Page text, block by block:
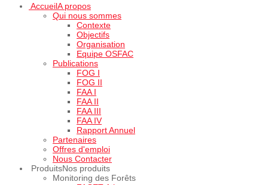
AccueilA propos
Qui nous sommes
Contexte
Objectifs
Organisation
Equipe OSFAC
Publications
FOG I
FOG II
FAA I
FAA II
FAA III
FAA IV
Rapport Annuel
Partenaires
Offres d'emploi
Nous Contacter
ProduitsNos produits
Monitoring des Forêts